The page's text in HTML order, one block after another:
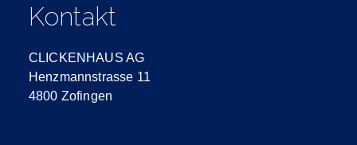
Kontakt
CLICKENHAUS AG
Henzmannstrasse 11
4800 Zofingen